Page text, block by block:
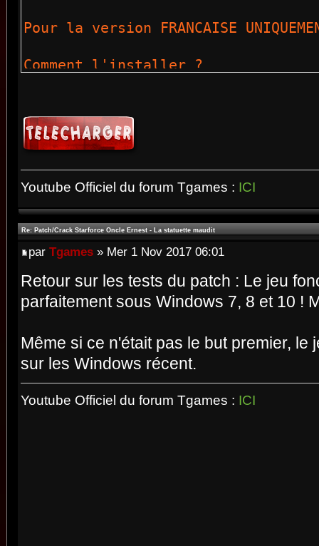
Pour la version FRANCAISE
Comment l'installer ?
1) copiez-remplacer le fichier
C:\emme\La Statuette Maudite\
2) Monter l'ISO du jeu sous
insérer un CD contenant les
importante !)
!
C'est tout, le crack fera
Youtube Officiel du forum Tgames : ICI
Re: Patch/Crack Starforce Oncle Ernest - La statuette maudit
par Tgames » Mer 1 Nov 2017 06:01
Retour sur les tests du patch : Le jeu
parfaitement sous Windows 7, 8 et 10 !
Même si ce n'était pas le but premier, le
sur les Windows récent.
Youtube Officiel du forum Tgames : ICI